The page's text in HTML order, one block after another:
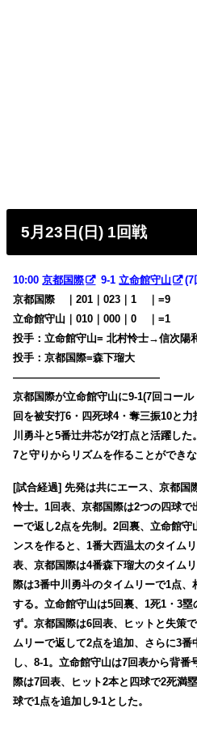
5月23日(日) 1回戦
10:00京都国際 9-1立命館守山
(7
京都国際
｜201｜023｜1
｜=9
立命館守山｜010｜000｜0
｜=1
投手：立命館守山= 北村怜士→信次陽
投手：京都国際=森下瑠大
——————————————
京都国際が立命館守山に9-1(7回コー
回を被安打6・四死球4・奪三振10と
川勇斗と5番辻井芯が2打点と活躍し
7と守りからリズムを作ることができな
[試合経過] 先発は共にエース、京都国
怜士。1回表、京都国際は2つの四球で
ーで返し2点を先制。2回裏、立命館
ンスを作ると、1番大西温太のタイム
表、京都国際は4番森下瑠大のタイム
際は3番中川勇斗のタイムリーで1点、
する。立命館守山は5回裏、1死1・3
ず。京都国際は6回表、ヒットと失策
ムリーで返して2点を追加、さらに3
し、8-1。立命館守山は7回表から背番
際は7回表、ヒット2本と四球で2死満
球で1点を追加し9-1とした。